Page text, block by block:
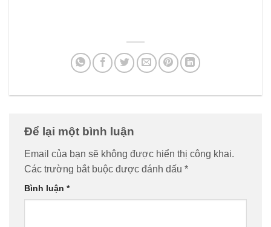
Để lại một bình luận
Email của bạn sẽ không được hiển thị công khai.
Các trường bắt buộc được đánh dấu *
Bình luận *